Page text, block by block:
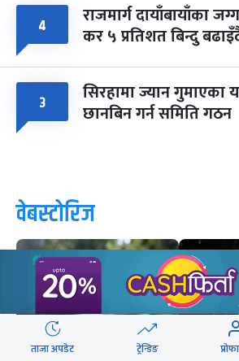
४ राजमार्ग दायाँबायाँका
कर ५ प्रतिशत बिन्दु
३ सिरहामा ज्यान गुमाएका
छानबिन गर्न समिति गठन
वेबस्टोरिज
ताजा अपडेट ट्रेन्डिङ